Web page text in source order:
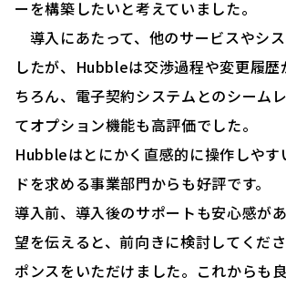
ーを構築したいと考えていました。
導入にあたって、他のサービスやシ
したが、Hubbleは交渉過程や変更履歴
ちろん、電子契約システムとのシーム
てオプション機能も高評価でした。
Hubbleはとにかく直感的に操作しやす
ドを求める事業部門からも好評です。
導入前、導入後のサポートも安心感が
望を伝えると、前向きに検討してくだ
ポンスをいただけました。これからも